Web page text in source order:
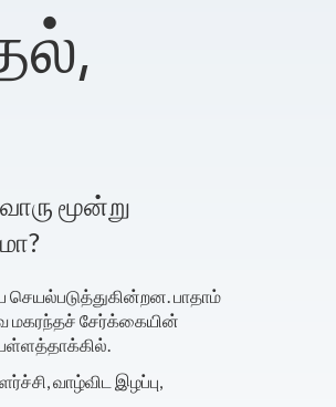
மூன்று
பாதாம்
மகரந்தச் சேர்க்கையின்
பள்ளத்தாக்கில்.
வாழ்விட இழப்பு,